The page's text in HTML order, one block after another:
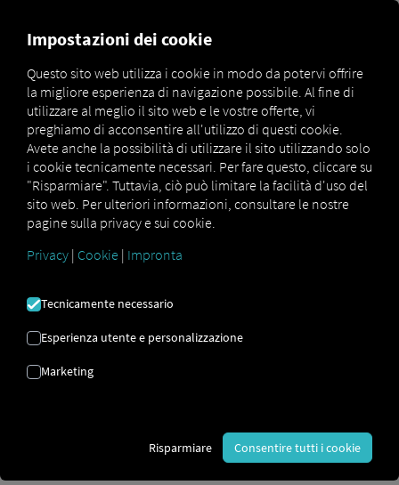
DAL FORNITORE AL
CANCELLO DELLA
FABBRICA
catena di fornitura
MAN Truck & Bus persegue una strategia di
del marchio digitale del gruppo. RIO L'obiettivo è
mappare digitalmente i flussi di trasporto e di materiali
e controllare i processi in modo più efficiente.
Impostazioni dei cookie
Questo sito web utilizza i cookie in modo da potervi offrire
la migliore esperienza di navigazione possibile. Al fine di
utilizzare al meglio il sito web e le vostre offerte, vi
preghiamo di acconsentire all'utilizzo di questi cookie.
Avete anche la possibilità di utilizzare il sito utilizzando solo
i cookie tecnicamente necessari. Per fare questo, cliccare su
"Risparmiare". Tuttavia, ciò può limitare la facilità d'uso del
sito web. Per ulteriori informazioni, consultare le nostre
pagine sulla privacy e sui cookie.
Privacy | Cookie | Impronta
Tecnicamente necessario
Esperienza utente e personalizzazione
Marketing
Risparmiare Consentire tutti i cookie